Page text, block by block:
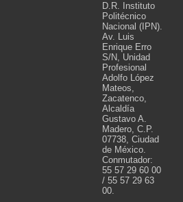
D.R. Instituto
Politécnico
Nacional (IPN).
Av. Luis
Enrique Erro
S/N, Unidad
Profesional
Adolfo López
Mateos,
Zacatenco,
Alcaldía
Gustavo A.
Madero, C.P.
07738, Ciudad
de México.
Conmutador:
55 57 29 60 00
/ 55 57 29 63
00.